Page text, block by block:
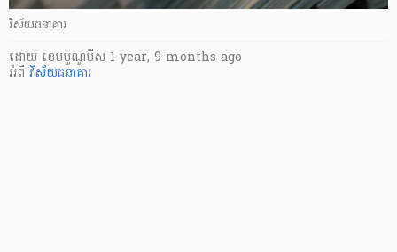
វិស័យធនាគារ
ដោយ ​ ខេមបូណូមីស 1 year, 9 months ago
អំពី វិស័យធនាគារ